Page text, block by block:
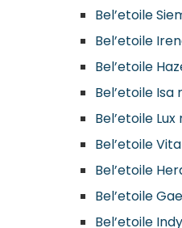
Bel’etoile
Bel’etoile
Bel’etoile
Bel’etoile
Bel’etoile
Bel’etoile
Bel’etoile
Bel’etoile
Bel’etoile